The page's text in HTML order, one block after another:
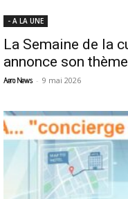
- A LA UNE
La Semaine de la
annonce son thème
Aero News - 9 mai 2026